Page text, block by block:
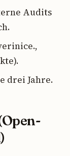
Audits
drei Jahre.